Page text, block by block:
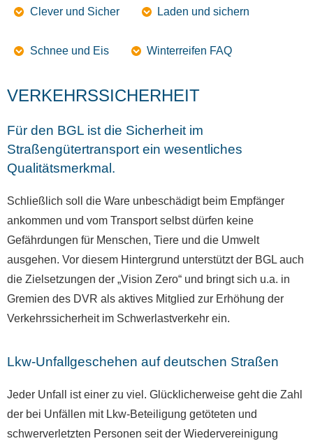
Clever und Sicher Laden und sichern
Schnee und Eis Winterreifen FAQ
VERKEHRSSICHERHEIT
Für den BGL ist die Sicherheit im
Straßengütertransport ein wesentliches
Qualitätsmerkmal.
Schließlich soll die Ware unbeschädigt beim Empfänger
ankommen und vom Transport selbst dürfen keine
Gefährdungen für Menschen, Tiere und die Umwelt
ausgehen. Vor diesem Hintergrund unterstützt der BGL auch
die Zielsetzungen der „Vision Zero“ und bringt sich u.a. in
Gremien des DVR als aktives Mitglied zur Erhöhung der
Verkehrssicherheit im Schwerlastverkehr ein.
Lkw-Unfallgeschehen auf deutschen Straßen
Jeder Unfall ist einer zu viel. Glücklicherweise geht die Zahl
der bei Unfällen mit Lkw-Beteiligung getöteten und
schwerverletzten Personen seit der Wiedervereinigung